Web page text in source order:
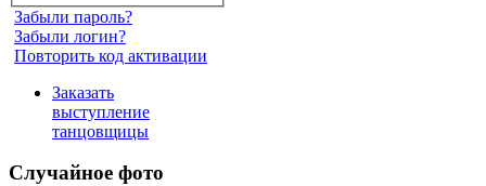
Забыли пароль?
Забыли логин?
Повторить код активации
Заказать
выступление
танцовщицы
Случайное фото